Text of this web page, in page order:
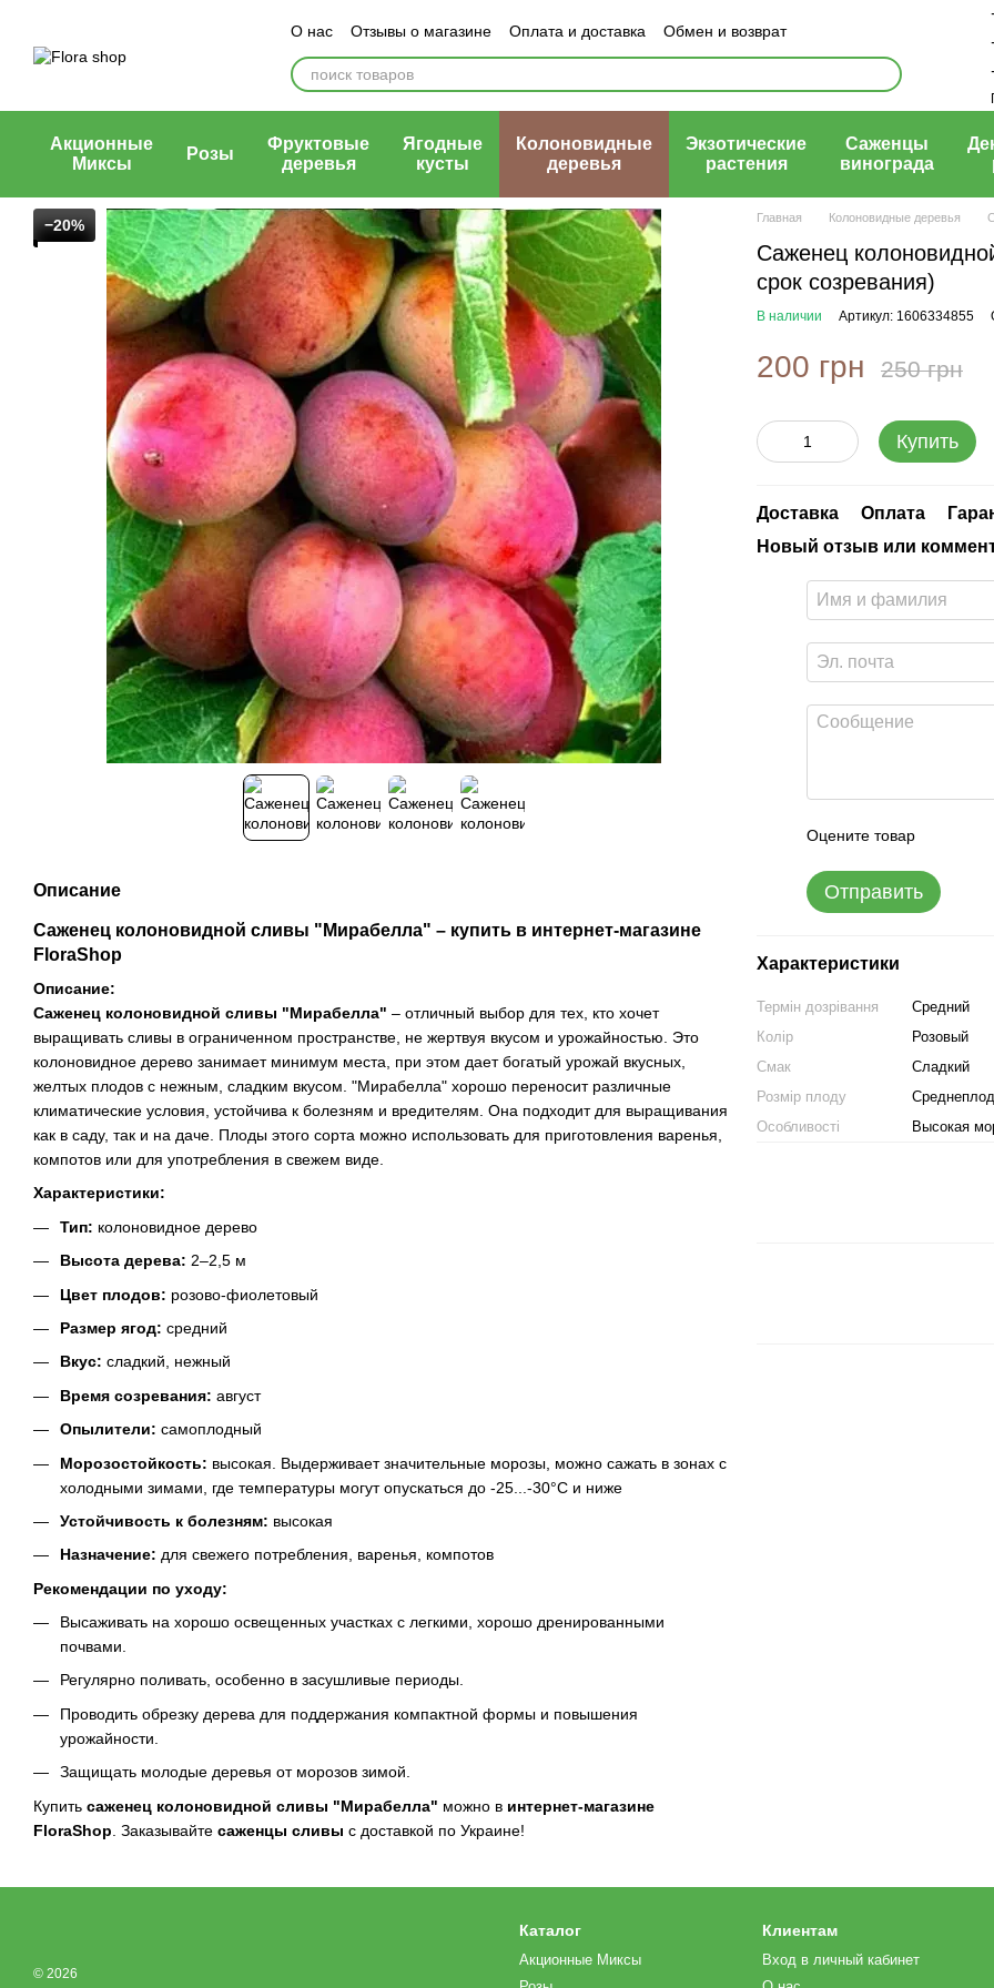
О нас Отзывы о магазине Оплата и доставка
Обмен и возврат
Блог магазина
Публичный договор (оферта)
Акционные
Миксы
Розы
Фруктовые
деревья
Ягодные
кусты
Колоновидные
деревья
Экзотические
растения
Саженцы
винограда
−20%
Описание
Саженец колоновидной сливы "Мирабелла" – купить в интернет-магазине
FloraShop
Описание:
Саженец колоновидной сливы "Мирабелла" – отличный выбор для тех, кто хочет
выращивать сливы в ограниченном пространстве, не жертвуя вкусом и урожайностью. Это
колоновидное дерево занимает минимум места, при этом дает богатый урожай вкусных,
желтых плодов с нежным, сладким вкусом. "Мирабелла" хорошо переносит различные
климатические условия, устойчива к болезням и вредителям. Она подходит для выращивания
как в саду, так и на даче. Плоды этого сорта можно использовать для приготовления варенья,
компотов или для употребления в свежем виде.
Характеристики:
Тип: колоновидное дерево
Высота дерева: 2–2,5 м
Цвет плодов: розово-фиолетовый
Размер ягод: средний
Вкус: сладкий, нежный
Время созревания: август
Опылители: самоплодный
Морозостойкость: высокая. Выдерживает значительные морозы, можно сажать в зонах с
холодными зимами, где температуры могут опускаться до -25...-30°C и ниже
Устойчивость к болезням: высокая
Назначение: для свежего потребления, варенья, компотов
Рекомендации по уходу:
Высаживать на хорошо освещенных участках с легкими, хорошо дренированными
почвами.
Регулярно поливать, особенно в засушливые периоды.
Проводить обрезку дерева для поддержания компактной формы и повышения
урожайности.
Защищать молодые деревья от морозов зимой.
Купить саженец колоновидной сливы "Мирабелла" можно в интернет-магазине
FloraShop . Заказывайте саженцы сливы с доставкой по Украине!
Главная Колоновидные деревья
Саженец
срок созревания)
В наличии Артикул: 1606334855
200 грн 250 грн
Купить
Доставка Оплата
Новый отзыв или
Оцените товар
Отправить
Характеристики
Термін дозрівання
Средний
Колір
Розовый
Смак
Сладкий
Розмір плоду
Особливості
Высокая
© 2026
Каталог
Акционные Миксы
Клиентам
Вход в личный кабинет